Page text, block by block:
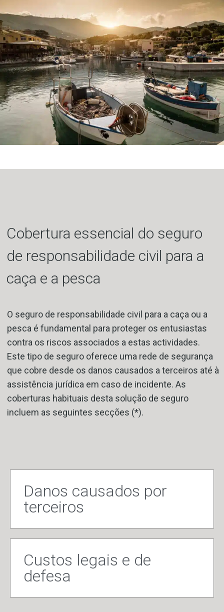
Cobertura essencial do seguro
de responsabilidade civil para a
caça e a pesca
O seguro de responsabilidade civil para a caça ou a
pesca é fundamental para proteger os entusiastas
contra os riscos associados a estas actividades.
Este tipo de seguro oferece uma rede de segurança
que cobre desde os danos causados a terceiros até à
assistência jurídica em caso de incidente. As
coberturas habituais desta solução de seguro
incluem as seguintes secções (*).
Danos causados por
terceiros
Custos legais e de
defesa